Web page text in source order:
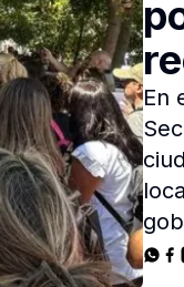
En